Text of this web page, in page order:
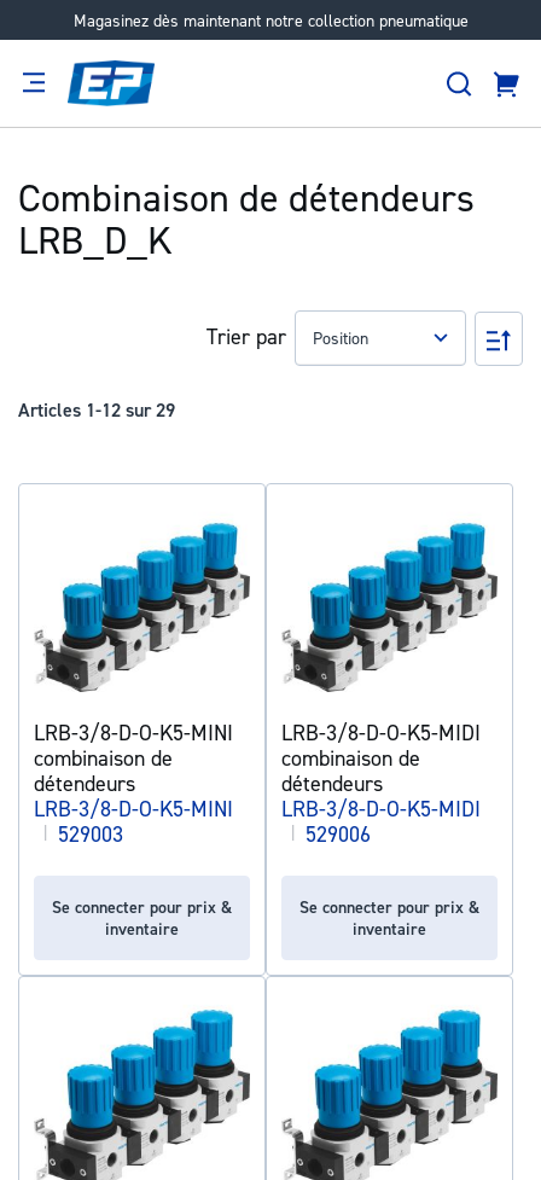
Magasinez dès maintenant notre collection pneumatique
Aller
Combinaison de détendeurs
LRB_D_K
Articles 1-12 sur29
Trier par
Par
LRB-3/8-D-O-K5-MINI
combinaison de
détendeurs
LRB-3/8-D-O-K5-MINI
| 529003
Se connecter pour prix &
inventaire
LRB-3/8-D-O-K5-MIDI
combinaison de
détendeurs
LRB-3/8-D-O-K5-MIDI
| 529006
Se connecter pour prix &
inventaire